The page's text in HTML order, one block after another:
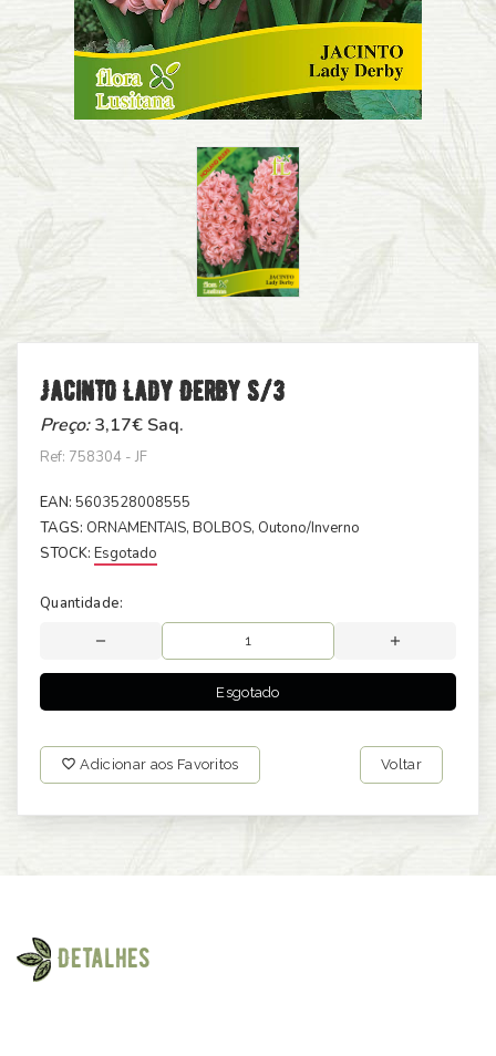
Jacinto Lady Derby S/3
Preço:3,17€ Saq.
Ref: 758304 - JF
EAN: 5603528008555
TAGS: ORNAMENTAIS, BOLBOS, Outono/Inverno
STOCK: Esgotado
Quantidade:
Esgotado
Adicionar aos Favoritos Voltar
Detalhes